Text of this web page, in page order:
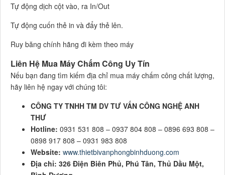
Tự động dịch cột vào, ra In/Out
Tự động cuốn thẻ in và đẩy thẻ lên.
Ruy băng chính hãng đi kèm theo máy
Liên Hệ Mua Máy Chấm Công Uy Tín
Nếu bạn đang tìm kiếm địa chỉ mua máy chấm công chất lượng,
hãy liên hệ ngay với chúng tôi:
CÔNG TY TNHH TM DV TƯ VẤN CÔNG NGHỆ ANH
THƯ
Hotline: 0931 531 808 – 0937 804 808 – 0896 693 808 –
0898 917 808 – 0931 983 808
Website: www.thietbivanphongbinhduong.com
Địa chỉ: 326 Điện Biên Phủ, Phú Tân, Thủ Dầu Một,